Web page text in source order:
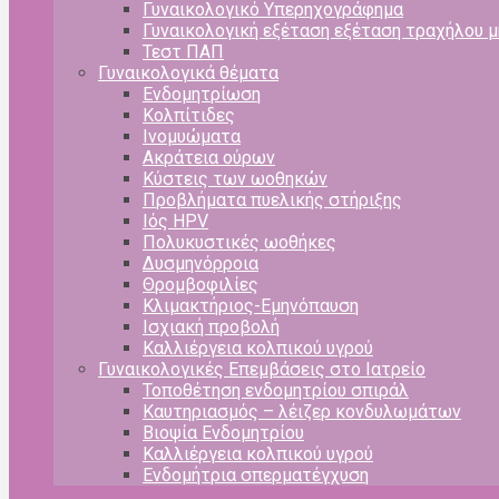
Γυναικολογικό Υπερηχογράφημα
Γυναικολογική εξέταση εξέταση τραχήλου
Τεστ ΠΑΠ
Γυναικολογικά θέματα
Ενδομητρίωση
Κολπίτιδες
Ινομυώματα
Ακράτεια ούρων
Κύστεις των ωοθηκών
Προβλήματα πυελικής στήριξης
Ιός HPV
Πολυκυστικές ωοθήκες
Δυσμηνόρροια
Θρομβοφιλίες
Κλιμακτήριος-Εμηνόπαυση
Ισχιακή προβολή
Καλλιέργεια κολπικού υγρού
Γυναικολογικές Επεμβάσεις στο Ιατρείο
Τοποθέτηση ενδομητρίου σπιράλ
Καυτηριασμός – λέιζερ κονδυλωμάτων
Βιοψία Ενδομητρίου
Καλλιέργεια κολπικού υγρού
Ενδομήτρια σπερματέγχυση